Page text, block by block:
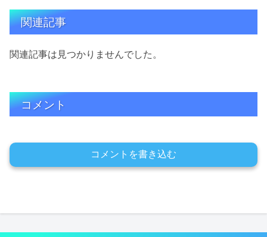
関連記事
関連記事は見つかりませんでした。
コメント
コメントを書き込む